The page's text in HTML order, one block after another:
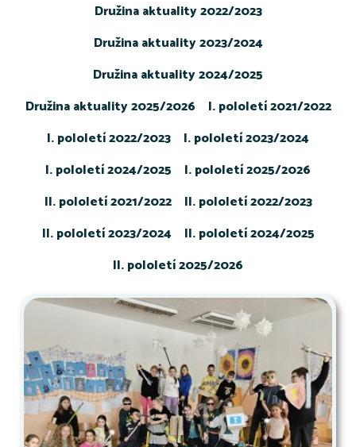
Družina aktuality 2022/2023
Družina aktuality 2023/2024
Družina aktuality 2024/2025
Družina aktuality 2025/2026
I. pololetí 2021/2022
I. pololetí 2022/2023
I. pololetí 2023/2024
I. pololetí 2024/2025
I. pololetí 2025/2026
II. pololetí 2021/2022
II. pololetí 2022/2023
II. pololetí 2023/2024
II. pololetí 2024/2025
II. pololetí 2025/2026